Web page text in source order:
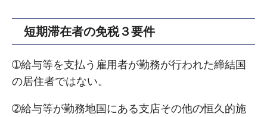
短期滞在者の免税３要件
➀給与等を⽀払う雇⽤者が勤務が⾏われた締結国
の居住者ではない。
➁給与等が勤務地国にある⽀店その他の恒久的施